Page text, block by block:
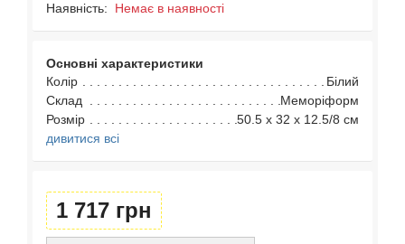
Наявність: Немає в наявності
Основні характеристики
Колір
Білий
Склад
Меморіформ
Розмір
50.5 х 32 х 12.5/8 см
дивитися всі
1 717 грн